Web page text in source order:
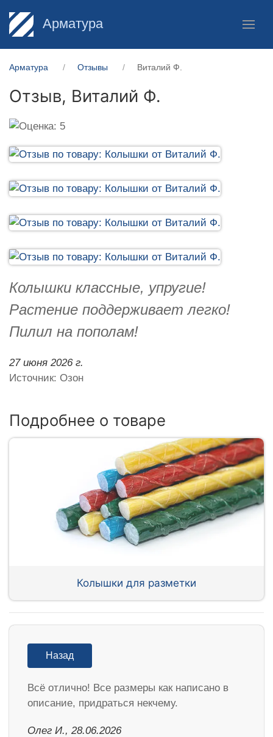
Арматура
Арматура Отзывы Виталий Ф.
Отзыв, Виталий Ф.
Колышки классные, упругие!
Растение поддерживает легко!
Пилил на пополам!
27 июня 2026 г.
Источник: Озон
Подробнее о товаре
Колышки для разметки
Назад
Всё отлично! Все размеры как написано в
описание, придраться некчему.
Олег И., 28.06.2026